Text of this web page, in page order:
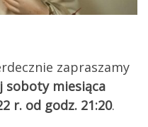
zapraszamy
soboty miesiąca
r. od godz. 21:20.